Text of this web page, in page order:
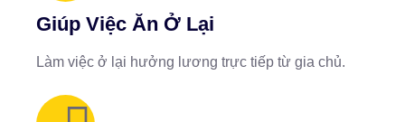
Giúp Việc Ăn Ở Lại
Làm việc ở lại hưởng lương trực tiếp từ gia chủ.